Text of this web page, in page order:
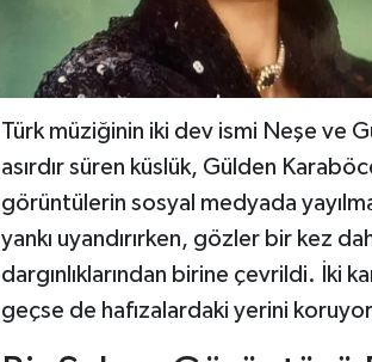
Türk müziğinin iki dev ismi Neşe ve
asırdır süren küslük, Gülden
görüntülerin sosyal medyada
yankı uyandırırken, gözler bir kez
dargınlıklarından birine çevrildi. İki
geçse de hafızalardaki yerini